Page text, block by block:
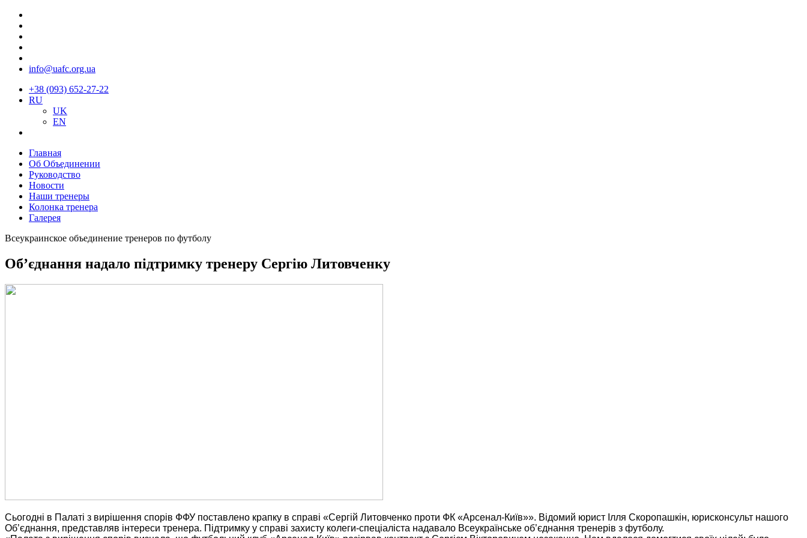
info@uafc.org.ua
+38 (093) 652-27-22
RU
UK
EN
Главная
Об Объединении
Руководство
Новости
Наши тренеры
Колонка тренера
Галерея
Всеукраинское объединение тренеров по футболу
Об’єднання надало підтримку тренеру Сергію Литовченку
Сьогодні в Палаті з вирішення спорів ФФУ поставлено крапку в справі «Сергій Литовченко проти ФК «Арсенал-Київ»». Відомий юрист Ілля Скоропашкін, юрисконсульт нашого
Об’єднання, представляв інтереси тренера. Підтримку у справі захисту колеги-спеціаліста надавало Всеукраїнське об’єднання тренерів з футболу.